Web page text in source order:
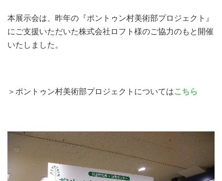
本展示会は、昨年の『ポントゥン村美術部プロジェクト』
にご支援いただいた株式会社ロフト様のご協力のもと開催
いたしました。
＞ポントゥン村美術部プロジェクトについてはこちら